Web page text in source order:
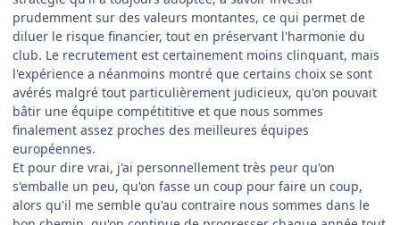
prudemment sur des valeurs montantes, ce qui permet de
diluer le risque financier, tout en préservant l'harmonie du
club. Le recrutement est certainement moins clinquant, mais
l'expérience a néanmoins montré que certains choix se sont
avérés malgré tout particulièrement judicieux, qu'on pouvait
bâtir une équipe compétititive et que nous sommes
finalement assez proches des meilleures équipes
européennes.
Et pour dire vrai, j'ai personnellement très peur qu'on
s'emballe un peu, qu'on fasse un coup pour faire un coup,
alors qu'il me semble qu'au contraire nous sommes dans le